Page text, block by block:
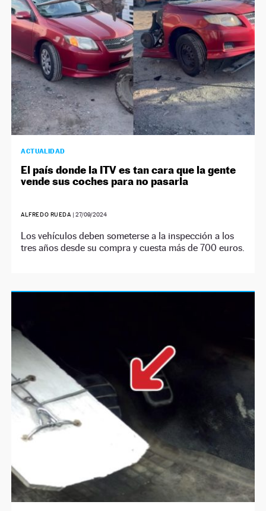
ACTUALIDAD
El país donde la ITV es tan cara que la gente
vende sus coches para no pasarla
ALFREDO RUEDA | 27/09/2024
Los vehículos deben someterse a la inspección a los
tres años desde su compra y cuesta más de 700 euros.